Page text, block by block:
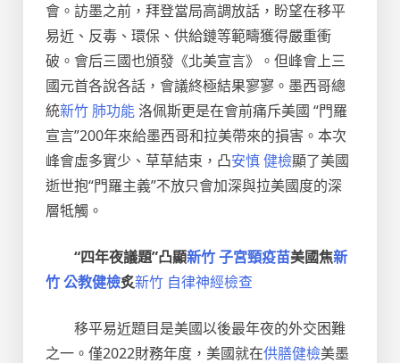
會。訪墨之前，拜登當局高調放話，盼望在移平
易近、反毒、環保、供給鏈等範疇獲得嚴重衝
破。會后三國也頒發《北美宣言》。但峰會上三
國元首各說各話，會議終極結果寥寥。墨西哥總
統新竹 肺功能洛佩斯更是在會前痛斥美國 “門羅
宣言”200年來給墨西哥和拉美帶來的損害。本次
峰會虛多實少、草草結束，凸安慎 健檢顯了美國
逝世抱“門羅主義”不放只會加深與拉美國度的深
層牴觸。
“四年夜議題”凸顯新竹 子宮頸疫苗美國焦新
竹 公教健檢炙新竹 自律神經檢查
移平易近題目是美國以後最年夜的外交困難
之一。僅2022財務年度，美國就在供膳健檢美墨